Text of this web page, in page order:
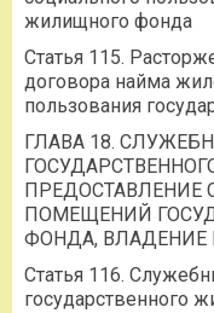
жилищного фонда
Статья 115.
договора найма
пользования
ГЛАВА 18.
ПОМЕЩЕНИЙ
ФОНДА,
Статья 116.
государственного